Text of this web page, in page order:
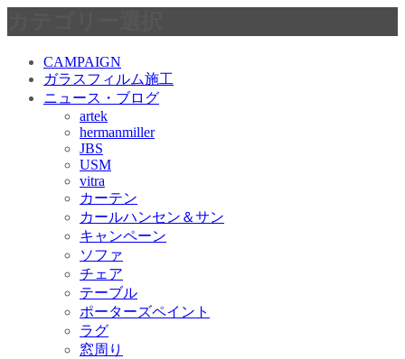
CAMPAIGN
ガラスフィルム施工
ニュース・ブログ
artek
hermanmiller
JBS
USM
vitra
カーテン
カールハンセン＆サン
キャンペーン
ソファ
チェア
テーブル
ポーターズペイント
ラグ
窓周り